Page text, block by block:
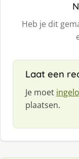
Heb je dit
Laat een
Je moet
plaatsen.